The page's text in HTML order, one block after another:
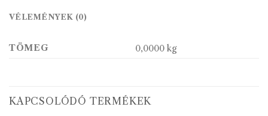
VÉLEMÉNYEK (0)
TÖMEG 0,0000 kg
KAPCSOLÓDÓ TERMÉKEK